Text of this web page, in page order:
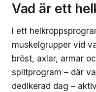
Vad är ett
I ett
muskelgrupper vid
bröst, axlar, armar
splitprogram – där
dedikerad dag –